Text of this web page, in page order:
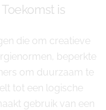
is
die om creatieve
beperkte
om duurzaam te
tot een logische
gebruik van een